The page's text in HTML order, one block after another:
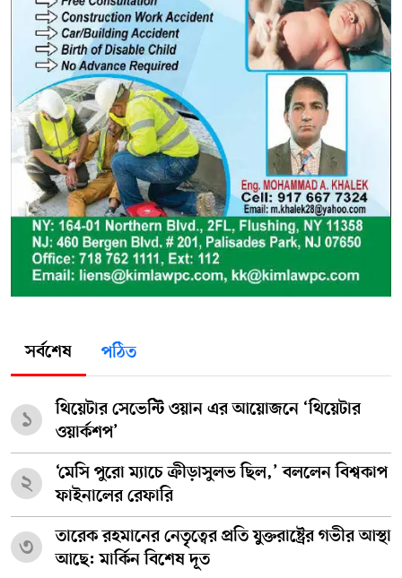
সর্বশেষ পঠিত
১
থিয়েটার সেভেন্টি ওয়ান এর আয়োজনে ‘থিয়েটার
ওয়ার্কশপ’
২
‘মেসি পুরো ম্যাচে ক্রীড়াসুলভ ছিল,’ বললেন বিশ্বকাপ
ফাইনালের রেফারি
৩
তারেক রহমানের নেতৃত্বের প্রতি যুক্তরাষ্ট্রের গভীর আস্থা
আছে: মার্কিন বিশেষ দূত